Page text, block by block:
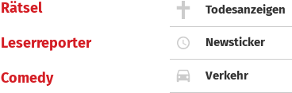
Rätsel
Leserreporter
Comedy
Todesanzeigen
Newsticker
Verkehr